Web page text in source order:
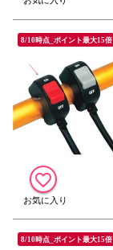
8/10時点_ポイント最大15倍
8/10時点_ポイント最大15倍